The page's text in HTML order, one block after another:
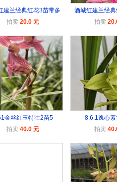
建兰经典红花3苗带多
拍卖 20.0 元
酒城红建兰经
拍卖
金丝红玉特壮2苗5
拍卖 40.0 元
8.6.1逸心
拍卖